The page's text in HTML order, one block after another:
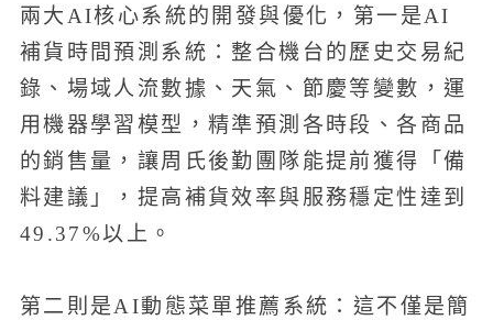
兩大AI核心系統的開發與優化，第一是AI
補貨時間預測系統：整合機台的歷史交易紀
錄、場域人流數據、天氣、節慶等變數，運
用機器學習模型，精準預測各時段、各商品
的銷售量，讓周氏後勤團隊能提前獲得「備
料建議」，提高補貨效率與服務穩定性達到
49.37%以上。
第二則是AI動態菜單推薦系統：這不僅是簡